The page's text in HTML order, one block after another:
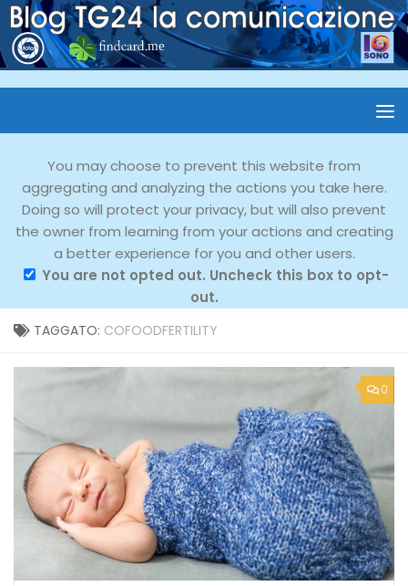
You may choose to prevent this website from
aggregating and analyzing the actions you take here.
Doing so will protect your privacy, but will also prevent
the owner from learning from your actions and creating
a better experience for you and other users.
You are not opted out. Uncheck this box to opt-
out.
TAGGATO: COFOODFERTILITY
0